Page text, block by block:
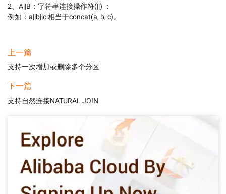
2、A||B：字符串连接操作符(||) ：
例如：a||b||c 相当于concat(a, b, c)。
上一篇
支持一次增加或删除多个分区
下一篇
支持自然连接NATURAL JOIN